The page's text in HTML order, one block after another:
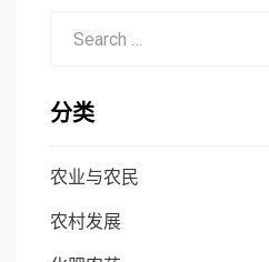
分类
农业与农民
农村发展